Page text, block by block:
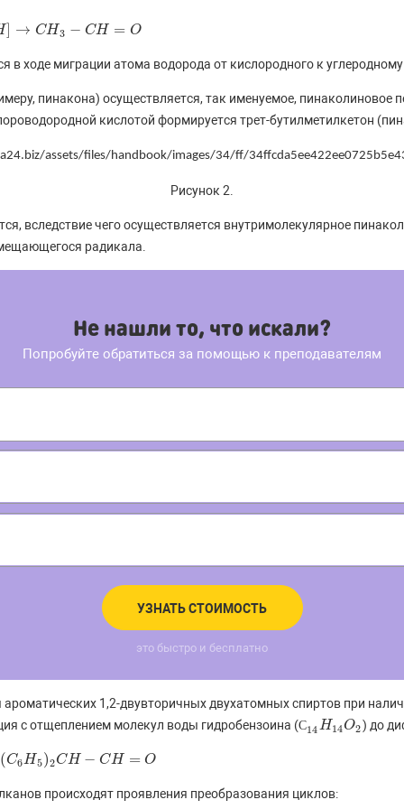
→ CH3 − CH = O
в ходе миграции атома водорода от кислородного к
пинакона) осуществляется, так именуемое, пинаколиновое
кислотой формируется трет-бутилметилкетон
Рисунок 2.
вследствие чего осуществляется внутримолекулярное
радикала.
Не нашли то, что искали?
Попробуйте обратиться за помощью к преподавателям
УЗНАТЬ СТОИМОСТЬ
это быстро и бесплатно
1,2-двувторичных двухатомных спиртов при
с отщеплением молекул воды гидробензоина (С14H14O2
С14H14O2) до
(C6H5)2CH − CH = O
=O
происходят проявления преобразования циклов: